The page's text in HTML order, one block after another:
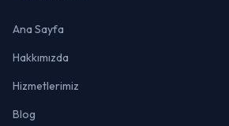
Ana Sayfa
Hakkımızda
Hizmetlerimiz
Blog